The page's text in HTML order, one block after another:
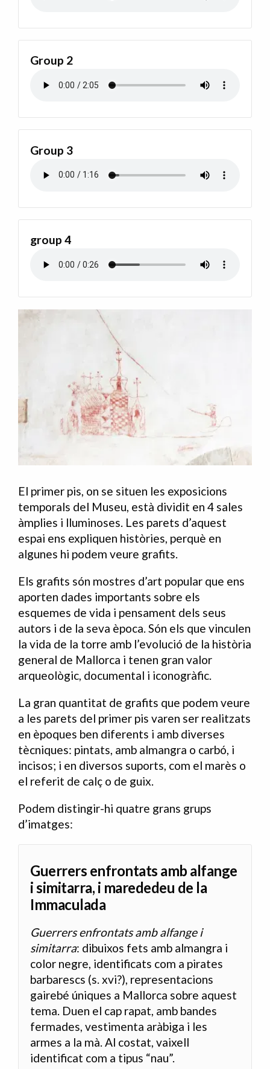
Group 2
Group 3
group 4
El primer pis, on se situen les exposicions
temporals del Museu, està dividit en 4 sales
àmplies i lluminoses. Les parets d’aquest
espai ens expliquen històries, perquè en
algunes hi podem veure grafits.
Els grafits són mostres d’art popular que ens
aporten dades importants sobre els
esquemes de vida i pensament dels seus
autors i de la seva època. Són els que vinculen
la vida de la torre amb l’evolució de la història
general de Mallorca i tenen gran valor
arqueològic, documental i iconogràfic.
La gran quantitat de grafits que podem veure
a les parets del primer pis varen ser realitzats
en èpoques ben diferents i amb diverses
tècniques: pintats, amb almangra o carbó, i
incisos; i en diversos suports, com el marès o
el referit de calç o de guix.
Podem distingir-hi quatre grans grups
d’imatges:
Guerrers enfrontats amb alfange
i simitarra, i marededeu de la
Immaculada
Guerrers enfrontats amb alfange i
simitarra: dibuixos fets amb almangra i
color negre, identificats com a pirates
barbarescs (s.xvi?), representacions
gairebé úniques a Mallorca sobre aquest
tema. Duen el cap rapat, amb bandes
fermades, vestimenta aràbiga i les
armes a la mà. Al costat, vaixell
identificat com a tipus “nau”.